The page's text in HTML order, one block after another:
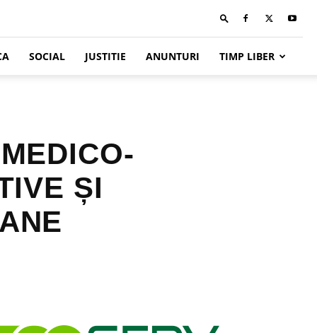
SOCIAL JUSTITIE ANUNTURI TIMP LIBER
ȘI